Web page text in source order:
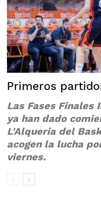
Primeros
Las Fases Finales
ya han dado
L'Alqueria del
acogen la lucha
viernes.